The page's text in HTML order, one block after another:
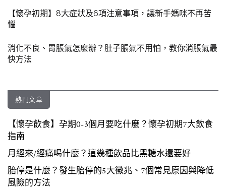
【懷孕初期】8大症狀及6項注意事項，讓新手媽咪不再苦
惱
消化不良、胃脹氣怎麼辦？肚子脹氣不用怕，教你消脹氣最
快方法
熱門文章
【懷孕飲食】孕期0-3個月要吃什麼？懷孕初期7大飲食
指南
月經來/經痛喝什麼？這幾種飲品比黑糖水還要好
胎停是什麼？發生胎停的5大徵兆、7個常見原因與降低
風險的方法